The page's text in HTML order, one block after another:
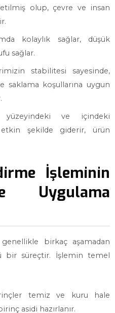
olup, çevre ve insan
kolaylık sağlar, düşük
sağlar.
stabilitesi sayesinde,
saklama koşullarına uygun
yüzeyindeki ve içindeki
şekilde giderir, ürün
İşleminin
Uygulama
birkaç aşamadan
bir süreçtir. İşlemin temel
temiz ve kuru hale
asidi hazırlanır.